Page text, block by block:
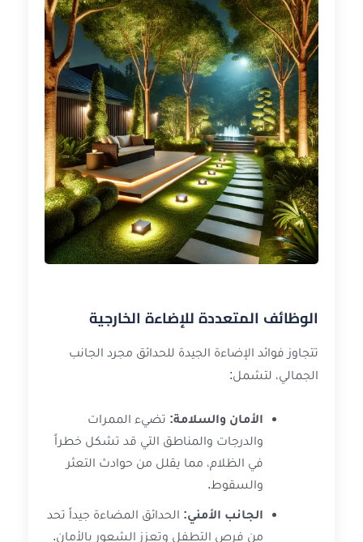
الوظائف المتعددة للإضاءة الخارجية
تتجاوز فوائد الإضاءة الجيدة للحدائق مجرد الجانب
الجمالي، لتشمل:
الأمان والسلامة: تضيء الممرات
والدرجات والمناطق التي قد تشكل خطراً
في الظلام، مما يقلل من حوادث التعثر
والسقوط.
الجانب الأمني: الحدائق المضاءة جيداً تحد
من فرص التطفل وتعزز الشعور بالأمان.